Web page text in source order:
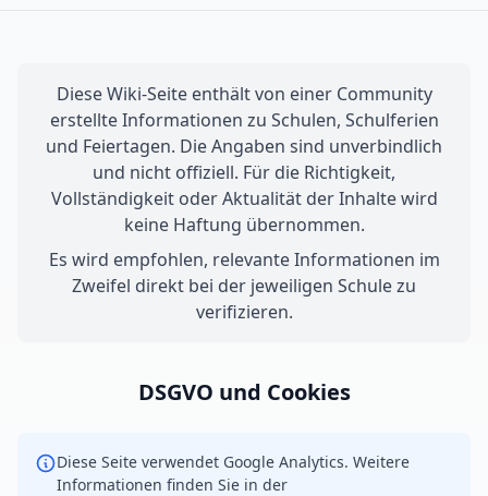
Diese Wiki-Seite enthält von einer Community
erstellte Informationen zu Schulen, Schulferien
und Feiertagen. Die Angaben sind unverbindlich
und nicht offiziell. Für die Richtigkeit,
Vollständigkeit oder Aktualität der Inhalte wird
keine Haftung übernommen.
Es wird empfohlen, relevante Informationen im
Zweifel direkt bei der jeweiligen Schule zu
verifizieren.
DSGVO und Cookies
Diese Seite verwendet Google Analytics. Weitere
Informationen finden Sie in der